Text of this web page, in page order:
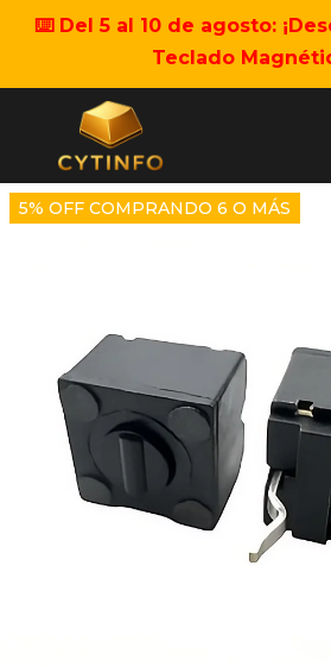
⌨️ Del 5 al 10 de agosto:
Teclado
5% OFF COMPRANDO 6 O MÁS